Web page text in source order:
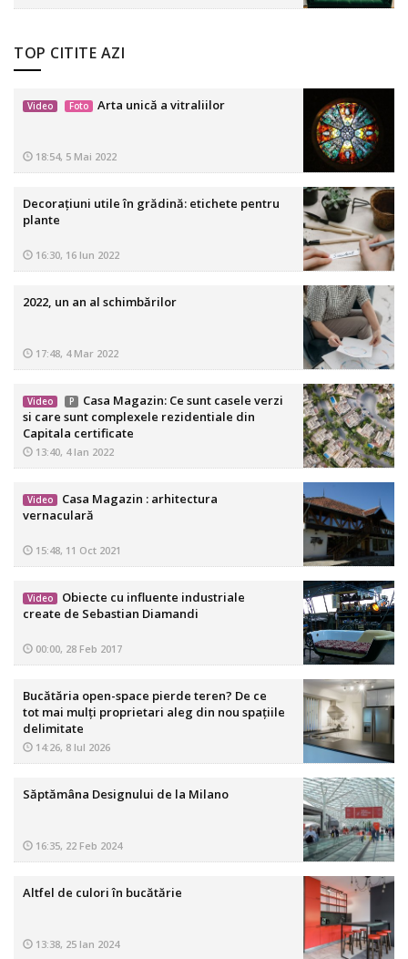
TOP CITITE AZI
Video Foto Arta unică a vitraliilor
18:54, 5 Mai 2022
Decorațiuni utile în grădină: etichete pentru
plante
16:30, 16 Iun 2022
2022, un an al schimbărilor
17:48, 4 Mar 2022
Video P
Casa Magazin: Ce sunt casele verzi
si care sunt complexele rezidentiale din
Capitala certificate
13:40, 4 Ian 2022
Video
Casa Magazin : arhitectura
vernaculară
15:48, 11 Oct 2021
Video
Obiecte cu influente industriale
create de Sebastian Diamandi
00:00, 28 Feb 2017
Bucătăria open-space pierde teren? De ce
tot mai mulți proprietari aleg din nou spațiile
delimitate
14:26, 8 Iul 2026
Săptămâna Designului de la Milano
16:35, 22 Feb 2024
Altfel de culori în bucătărie
13:38, 25 Ian 2024